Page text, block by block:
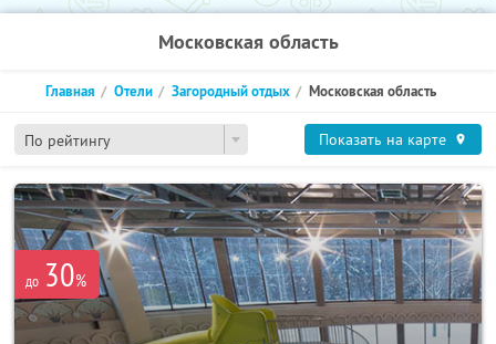
Московская область
По рейтингу
Главная Отели Загородный отдых Московская область
Показать на карте
до 30%